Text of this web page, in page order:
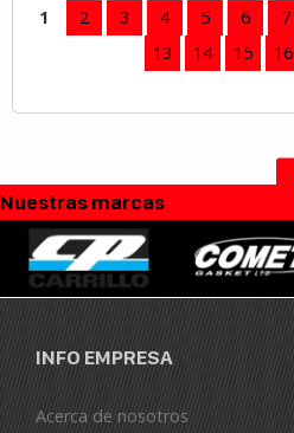
1 2 3 4 5 6 7
13
14 15 16
Nuestras marcas
INFO EMPRESA
Acerca de nosotros